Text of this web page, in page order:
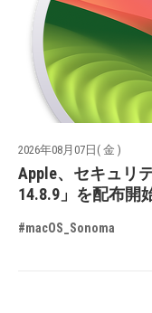
2026年08月07日( 金 )
Apple、セキュリ
14.8.9」を配布開
#macOS_Sonoma